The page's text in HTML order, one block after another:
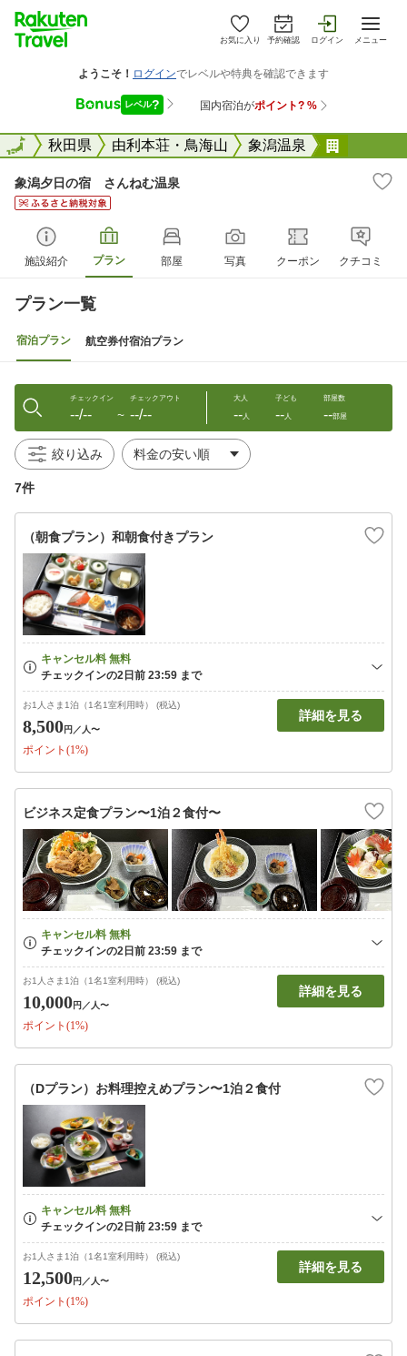
お気に入り 予約確認 ログイン メニュー
全国秋田県 由利本荘・鳥海山 象潟温泉
全国
象潟夕日の宿 さんねむ温泉
施設紹介 プラン 部屋 写真 クーポン クチコミ
プラン一覧
宿泊プラン 航空券付宿泊プラン
チェックイン
--/-- 〜
チェックアウト
--/--
大人
--人
子ども
--人
部屋数
--部屋
絞り込み
7件
（朝食プラン）和朝食付きプラン
お1人さま1泊（1名1室利用時） (税込)
8,500円 ／人〜
ポイント(1%)
詳細を見る
ビジネス定食プラン〜1泊２食付〜
お1人さま1泊（1名1室利用時） (税込)
10,000円 ／人〜
ポイント(1%)
詳細を見る
（Dプラン）お料理控えめプラン〜1泊２食付
お1人さま1泊（1名1室利用時） (税込)
12,500円 ／人〜
ポイント(1%)
詳細を見る